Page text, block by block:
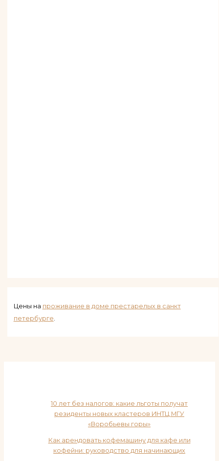
Цены на проживание в доме престарелых в санкт
петербурге
10 лет без налогов: какие льготы получат
резиденты новых кластеров ИНТЦ МГУ
«Воробьевы горы»
Как арендовать кофемашину для кафе или
кофейни: руководство для начинающих